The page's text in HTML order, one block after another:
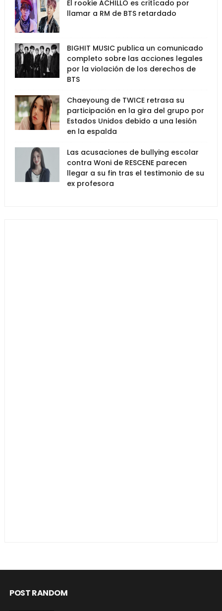
El rookie ACHILLO es critícado por
llamar a RM de BTS retardado
BIGHIT MUSIC publica un comunicado
completo sobre las acciones legales
por la violación de los derechos de
BTS
Chaeyoung de TWICE retrasa su
participación en la gira del grupo por
Estados Unidos debido a una lesión
en la espalda
Las acusaciones de bullying escolar
contra Woni de RESCENE parecen
llegar a su fin tras el testimonio de su
ex profesora
POST RANDOM